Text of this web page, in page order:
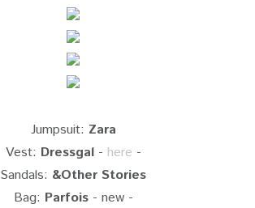
Jumpsuit: Zara
Vest: Dressgal - here -
Sandals: &Other Stories
Bag: Parfois- new -